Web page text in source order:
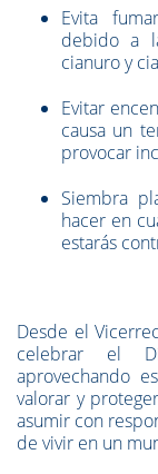
Evita
debido a
cianuro y
Evitar
causa un
provocar
Siembra
hacer en
estarás
Desde el
celebrar el
aprovechando
valorar y
asumir con
de vivir en un